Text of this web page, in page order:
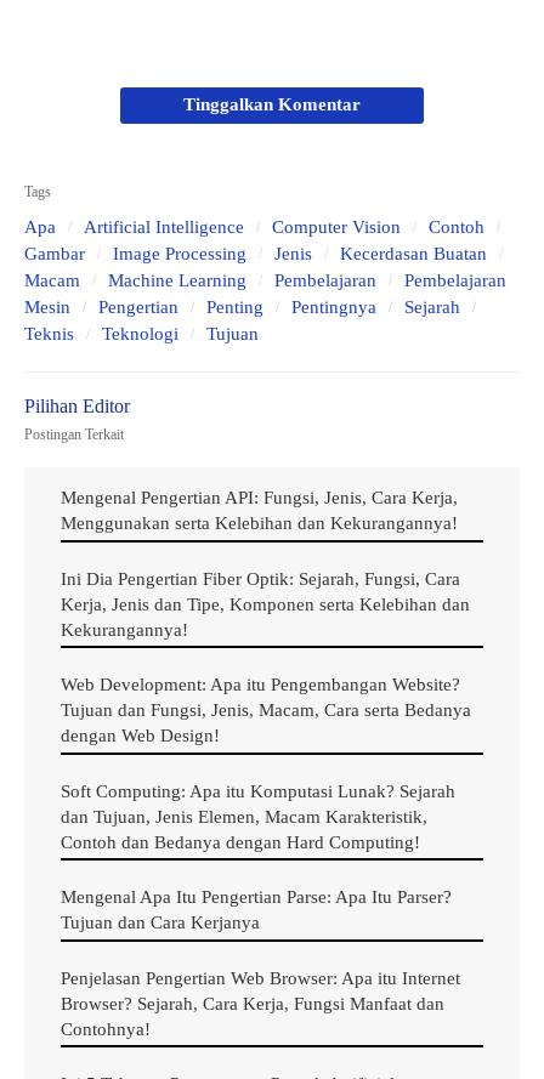
a. Image Segmentation
b. Object Detection (Recognition)
e. Pattern Detection
f. Image Classification
g. Feature Matching
Mendatang?
Perbedaan Computer Vision dengan Image
Kesimpulan
Penutup
PengertianComputer Vision
computer visionadalah bidang ilmu komputer yang
berfokus pada pembuatan sistem digital yang dapat
(gambar atau video) dengan cara yang sama seperti
yang dilakukan manusia.
Seperti yang juga dijelaskan olehSitusIBM,computer
visionini memperoleh informasi yang berarti dari
gambar, video, dan input visualdigital system(baca
pengertiandigital systemdi sini) lainnya dan mengambil
tindakan atau membuat rekomendasi berdasarkan
Tinggalkan Komentar
Tags
Apa Artificial Intelligence Computer Vision
Contoh
Gambar
Image Processing Jenis
Kecerdasan Buatan
Macam
Machine Learning Pembelajaran
Pembelajaran
Mesin
Pengertian Penting Pentingnya
Sejarah
Teknis
Teknologi Tujuan
Postingan Terkait
Mengenal Pengertian API: Fungsi, Jenis, Cara Kerja,
Menggunakan serta Kelebihan dan Kekurangannya!
Ini Dia Pengertian Fiber Optik: Sejarah, Fungsi, Cara
Kerja, Jenis dan Tipe, Komponen serta Kelebihan dan
Kekurangannya!
Web Development: Apa itu Pengembangan Website?
Tujuan dan Fungsi, Jenis, Macam, Cara serta Bedanya
dengan Web Design!
Soft Computing: Apa itu Komputasi Lunak? Sejarah
dan Tujuan, Jenis Elemen, Macam Karakteristik,
Contoh dan Bedanya dengan Hard Computing!
Mengenal Apa Itu Pengertian Parse: Apa Itu Parser?
Tujuan dan Cara Kerjanya
Penjelasan Pengertian Web Browser: Apa itu Internet
Browser? Sejarah, Cara Kerja, Fungsi Manfaat dan
Contohnya!